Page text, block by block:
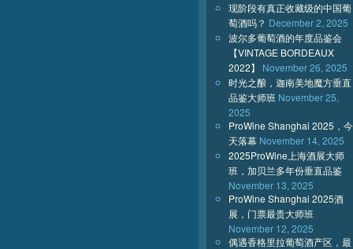
现阶段有真正收藏级的中国葡
萄酒吗？ December 2, 2025
波尔多葡萄酒的年度品鉴会
【VINTAGE BORDEAUX
2022】
November 26, 2025
时光之酿，迦南美地魔方垂直
品鉴大师班 November 25,
2025
ProWine Shanghai 2025，今
天落幕 November 14, 2025
2025ProWine上海酒展大师
班，加贝兰多年份垂直品鉴
November 13, 2025
ProWine Shanghai 2025酒
展，门票最贵大师班
November 12, 2025
偶遇香格里拉葡萄酒产区，最